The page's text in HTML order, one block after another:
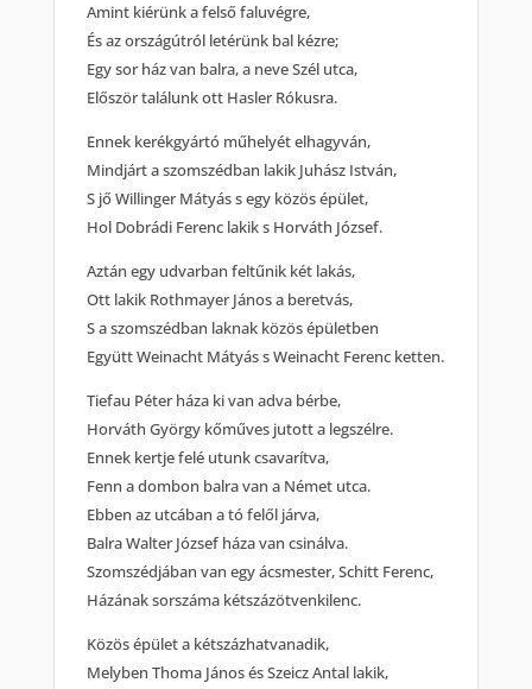
Amint kiérünk a felső faluvégre,
És az országútról letérünk bal kézre;
Egy sor ház van balra, a neve Szél utca,
Először találunk ott Hasler Rókusra.
Ennek kerékgyártó műhelyét elhagyván,
Mindjárt a szomszédban lakik Juhász István,
S jő Willinger Mátyás s egy közös épület,
Hol Dobrádi Ferenc lakik s Horváth József.
Aztán egy udvarban feltűnik két lakás,
Ott lakik Rothmayer János a beretvás,
S a szomszédban laknak közös épületben
Együtt Weinacht Mátyás s Weinacht Ferenc ketten.
Tiefau Péter háza ki van adva bérbe,
Horváth György kőműves jutott a legszélre.
Ennek kertje felé utunk csavarítva,
Fenn a dombon balra van a Német utca.
Ebben az utcában a tó felől járva,
Balra Walter József háza van csinálva.
Szomszédjában van egy ácsmester, Schitt Ferenc,
Házának sorszáma kétszázötvenkilenc.
Közös épület a kétszázhatvanadik,
Melyben Thoma János és Szeicz Antal lakik,